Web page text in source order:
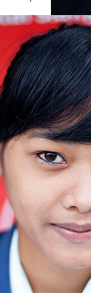
mm
/
Fermer